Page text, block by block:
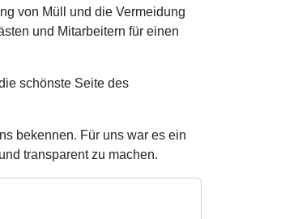
von Müll und die Vermeidung
und Mitarbeitern für einen
schönste Seite des
bekennen. Für uns war es ein
transparent zu machen.